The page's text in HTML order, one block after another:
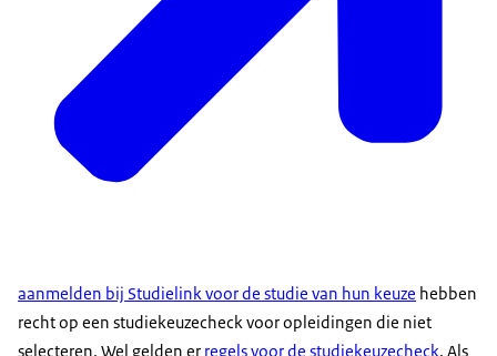
aanmelden bij Studielink voor de studie van hun keuze hebben
recht op een studiekeuzecheck voor opleidingen die niet
selecteren. Wel gelden er regels voor de studiekeuzecheck. Als